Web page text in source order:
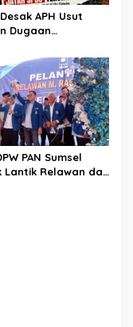
APH Usut
Dugaan
PAN Sumsel
Lantik Relawan dan